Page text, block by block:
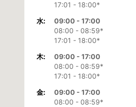
17:01 - 18:00*
水:
09:00 - 17:00
08:00 - 08:59*
17:01 - 18:00*
木:
09:00 - 17:00
08:00 - 08:59*
17:01 - 18:00*
金:
09:00 - 17:00
08:00 - 08:59*